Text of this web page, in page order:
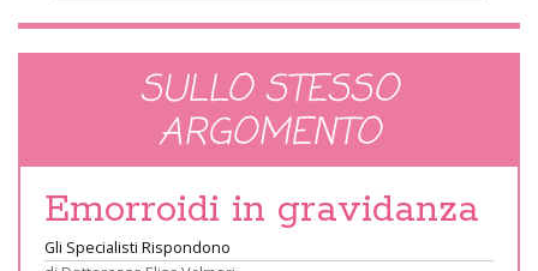
SULLO STESSO
ARGOMENTO
Emorroidi in gravidanza
Gli Specialisti Rispondono